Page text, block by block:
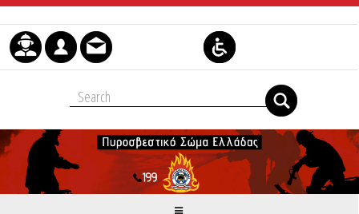
Μετάβαση στο περιεχόμενο